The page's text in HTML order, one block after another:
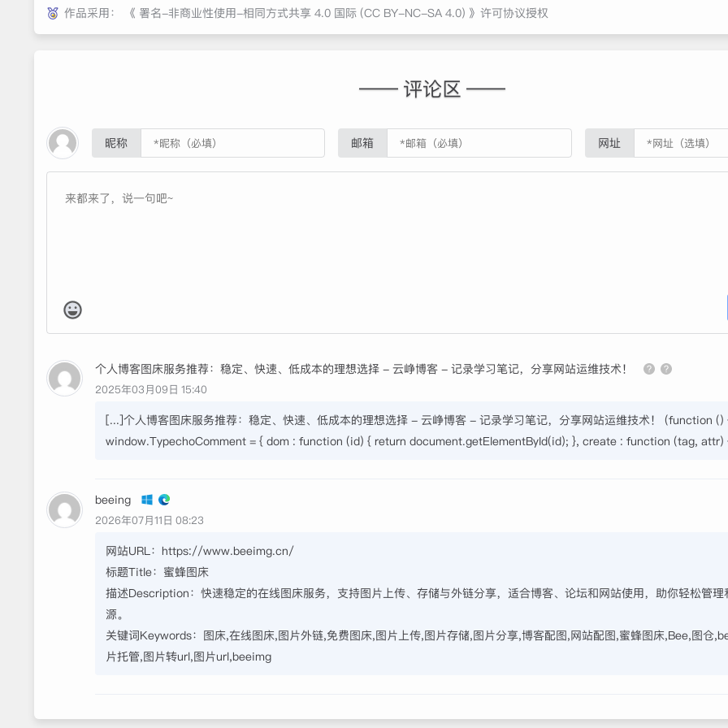
作品采用： 《 署名-非商业性使用-相同方式共享 4.0 国际 (CC BY-NC-SA 4.0) 》许可协议授权
—— 评论区 ——
昵称 邮箱 网址
个人博客图床服务推荐：稳定、快速、低成本的理想选择 - 云峥博客 - 记录学习笔记，分享网站运维技术！
2025年03月09日 15:40
[...]个人博客图床服务推荐：稳定、快速、低成本的理想选择 - 云峥博客 - 记录学习笔记，分享网站运维技术！ (function ()
window.TypechoComment = { dom : function (id) { return document.getElementById(id); }, create : function (tag, attr)
beeing
2026年07月11日 08:23
网站URL：https://www.beeimg.cn/
标题Title：蜜蜂图床
描述Description：快速稳定的在线图床服务，支持图片上传、存储与外链分享，适合博客、论坛和网站使用，助你轻松管理
源。
关键词Keywords：图床,在线图床,图片外链,免费图床,图片上传,图片存储,图片分享,博客配图,网站配图,蜜蜂图床,Bee,图仓
片托管,图片转url,图片url,beeimg